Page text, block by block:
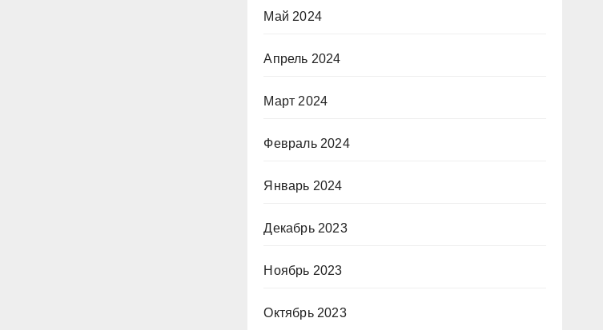
Май 2024
Апрель 2024
Март 2024
Февраль 2024
Январь 2024
Декабрь 2023
Ноябрь 2023
Октябрь 2023